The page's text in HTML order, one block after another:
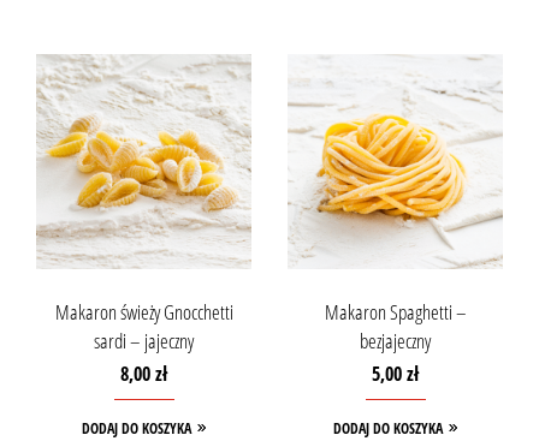
Makaron świeży Gnocchetti
sardi – jajeczny
8,00zł
DODAJ DO KOSZYKA
Makaron Spaghetti –
bezjajeczny
5,00zł
DODAJ DO KOSZYKA